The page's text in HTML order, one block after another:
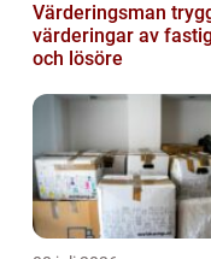
Värderingsman trygga
värderingar av
och lösöre